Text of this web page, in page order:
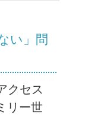
い」問
クセス
リー世